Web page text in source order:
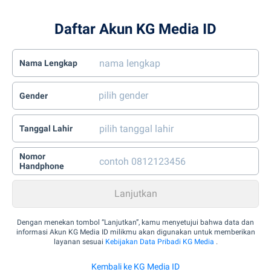
Daftar Akun KG Media ID
Nama Lengkap
Gender
Tanggal Lahir
Nomor
Handphone
Dengan menekan tombol “Lanjutkan”, kamu menyetujui bahwa data dan
informasi Akun KG Media ID milikmu akan digunakan untuk memberikan
layanan sesuai Kebijakan Data Pribadi KG Media .
Kembali ke KG Media ID